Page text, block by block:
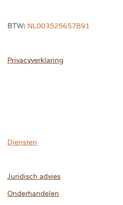
BTW: NL003525657B91
Privacyverklaring
Diensten
Juridisch advies
Onderhandelen